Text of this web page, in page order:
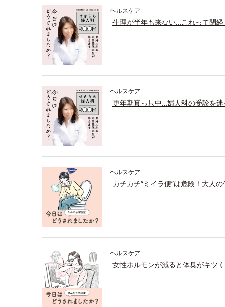
ヘルスケア
生理が半年も来ない…これって閉経
ヘルスケア
更年期真っ只中…婦人科の受診を
ヘルスケア
カチカチ“ミイラ便”は危険！大人
ヘルスケア
女性ホルモンが減ると体臭がキツ